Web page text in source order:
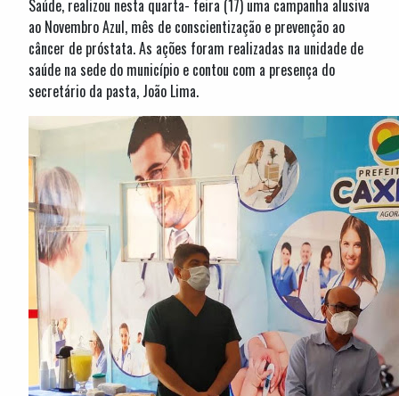
Saúde, realizou nesta quarta- feira (17) uma campanha alusiva
ao Novembro Azul, mês de conscientização e prevenção ao
câncer de próstata. As ações foram realizadas na unidade de
saúde na sede do município e contou com a presença do
secretário da pasta, João Lima.